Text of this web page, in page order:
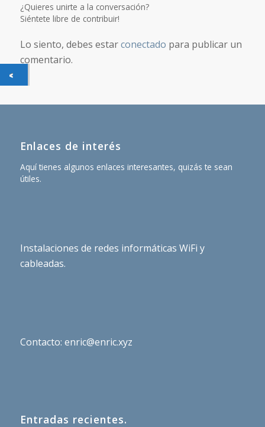
¿Quieres unirte a la conversación?
Siéntete libre de contribuir!
Lo siento, debes estarconectado para publicar un
comentario.
Enlaces de interés
Aquí tienes algunos enlaces interesantes, quizás te sean
útiles.
Instalaciones de redes informáticas WiFi y
cableadas.
Contacto: enric@enric.xyz
Entradas recientes.